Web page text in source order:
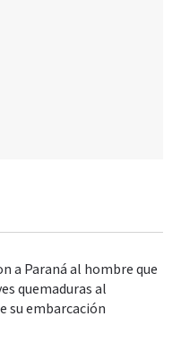
a Paraná al hombre que
quemaduras al
su embarcación